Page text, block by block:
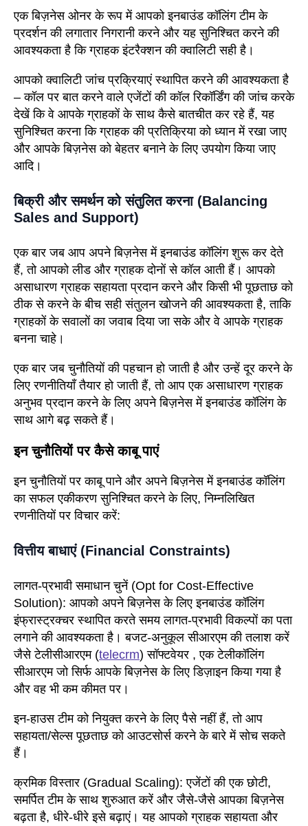
एक बिज़नेस ओनर के रूप में आपको इनबाउंड कॉलिंग टीम के
प्रदर्शन की लगातार निगरानी करने और यह सुनिश्चित करने की
आवश्यकता है कि ग्राहक इंटरैक्शन की क्वालिटी सही है।
आपको क्वालिटी जांच प्रक्रियाएं स्थापित करने की आवश्यकता है
– कॉल पर बात करने वाले एजेंटों की कॉल रिकॉर्डिंग की जांच करके
देखें कि वे आपके ग्राहकों के साथ कैसे बातचीत कर रहे हैं, यह
सुनिश्चित करना कि ग्राहक की प्रतिक्रिया को ध्यान में रखा जाए
और आपके बिज़नेस को बेहतर बनाने के लिए उपयोग किया जाए
आदि।
बिक्री और समर्थन को संतुलित करना (Balancing
Sales and Support)
एक बार जब आप अपने बिज़नेस में इनबाउंड कॉलिंग शुरू कर देते
हैं, तो आपको लीड और ग्राहक दोनों से कॉल आती हैं। आपको
असाधारण ग्राहक सहायता प्रदान करने और किसी भी पूछताछ को
ठीक से करने के बीच सही संतुलन खोजने की आवश्यकता है, ताकि
ग्राहकों के सवालों का जवाब दिया जा सके और वे आपके ग्राहक
बनना चाहे।
एक बार जब चुनौतियों की पहचान हो जाती है और उन्हें दूर करने के
लिए रणनीतियाँ तैयार हो जाती हैं, तो आप एक असाधारण ग्राहक
अनुभव प्रदान करने के लिए अपने बिज़नेस में इनबाउंड कॉलिंग के
साथ आगे बढ़ सकते हैं।
इन चुनौतियों पर कैसे काबू पाएं
इन चुनौतियों पर काबू पाने और अपने बिज़नेस में इनबाउंड कॉलिंग
का सफल एकीकरण सुनिश्चित करने के लिए, निम्नलिखित
रणनीतियों पर विचार करें:
वित्तीय बाधाएं (Financial Constraints)
लागत-प्रभावी समाधान चुनें(Opt for Cost-Effective
Solution): आपको अपने बिज़नेस के लिए इनबाउंड कॉलिंग
इंफ्रास्ट्रक्चर स्थापित करते समय लागत-प्रभावी विकल्पों का पता
लगाने की आवश्यकता है। बजट-अनुकूल सीआरएम की तलाश करें
जैसे टेलीसीआरएम (telecrm) सॉफ्टवेयर , एक टेलीकॉलिंग
सीआरएम जो सिर्फ आपके बिज़नेस के लिए डिज़ाइन किया गया है
और वह भी कम कीमत पर।
इन-हाउस टीम को नियुक्त करने के लिए पैसे नहीं हैं, तो आप
सहायता/सेल्स पूछताछ को आउटसोर्स करने के बारे में सोच सकते
हैं।
क्रमिक विस्तार (Gradual Scaling): एजेंटों की एक छोटी,
समर्पित टीम के साथ शुरुआत करें और जैसे-जैसे आपका बिज़नेस
बढ़ता है, धीरे-धीरे इसे बढ़ाएं। यह आपको ग्राहक सहायता और